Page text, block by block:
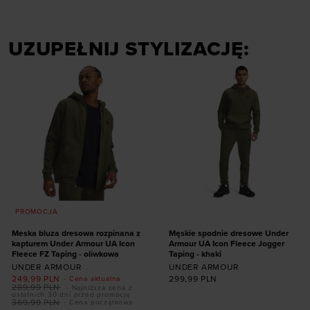
UZUPEŁNIJ STYLIZACJĘ:
PROMOCJA
Meska bluza dresowa rozpinana z
kapturem Under Armour UA Icon
Fleece FZ Taping - oliwkowa
UNDER ARMOUR
- Cena aktualna
249,99 PLN
- Cena początkowa
369,99 PLN
289,99 PLN
- Najniższa cena z
ostatnich 30 dni przed promocją
Męskie spodnie dresowe Under
Armour UA Icon Fleece Jogger
Taping - khaki
UNDER ARMOUR
299,99 PLN